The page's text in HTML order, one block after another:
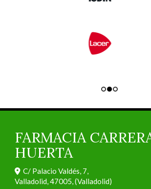
FARMACIA
HUERTA
C/ Palacio Valdés, 7,
Valladolid,47005,(Valladolid)